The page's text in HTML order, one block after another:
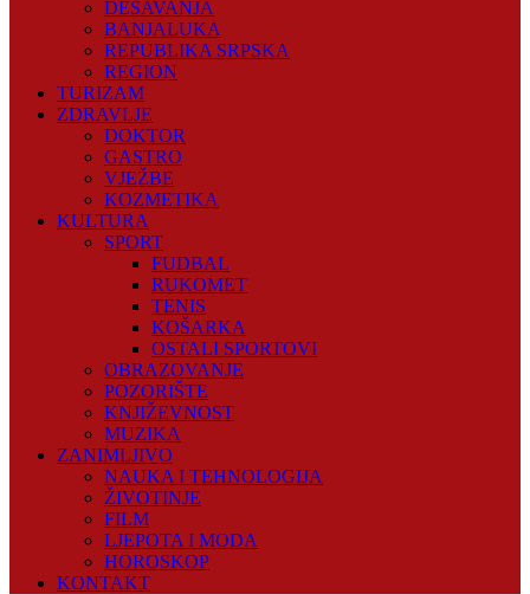
DEŠAVANJA
BANJALUKA
REPUBLIKA SRPSKA
REGION
TURIZAM
ZDRAVLJE
DOKTOR
GASTRO
VJEŽBE
KOZMETIKA
KULTURA
SPORT
FUDBAL
RUKOMET
TENIS
KOŠARKA
OSTALI SPORTOVI
OBRAZOVANJE
POZORIŠTE
KNJIŽEVNOST
MUZIKA
ZANIMLJIVO
NAUKA I TEHNOLOGIJA
ŽIVOTINJE
FILM
LJEPOTA I MODA
HOROSKOP
KONTAKT